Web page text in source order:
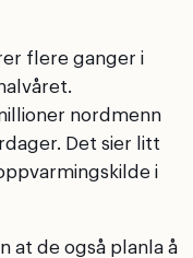
flere ganger i
nordmenn
Det sier litt
i
at de også planla å